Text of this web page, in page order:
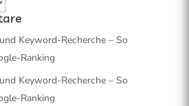
Keyword-Recherche – So
Ranking
Keyword-Recherche – So
Ranking